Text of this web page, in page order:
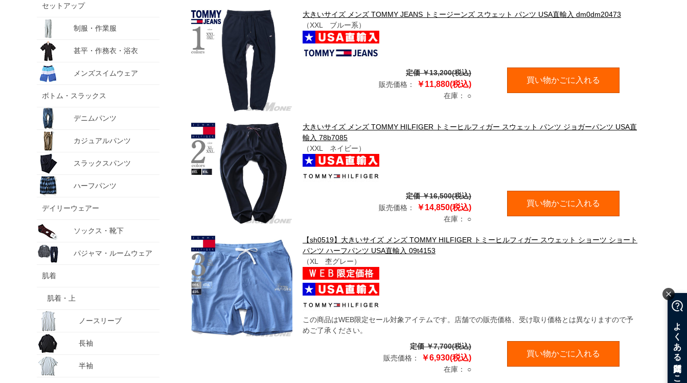
セットアップ
制服・作業服
甚平・作務衣・浴衣
メンズスイムウェア
ボトム・スラックス
デニムパンツ
カジュアルパンツ
スラックスパンツ
ハーフパンツ
デイリーウェアー
ソックス・靴下
パジャマ・ルームウェア
肌着
肌着・上
ノースリーブ
長袖
半袖
大きいサイズ メンズ TOMMY JEANS トミージーンズ スウェット パンツ USA直輸入 dm0dm20473
（XXL ブルー系）
定価 ￥13,200(税込)
販売価格：
￥11,880(税込)
在庫： ○
買い物かごに入れる
大きいサイズ メンズ TOMMY HILFIGER トミーヒルフィガー スウェット パンツ ジョガーパンツ USA直
輸入 78b7085
（XXL ネイビー）
定価 ￥16,500(税込)
販売価格：
￥14,850(税込)
在庫： ○
買い物かごに入れる
【sh0519】大きいサイズ メンズ TOMMY HILFIGER トミーヒルフィガー スウェット ショーツ ショート
パンツ ハーフパンツ USA直輸入 09t4153
（XL 杢グレー）
この商品はWEB限定セール対象アイテムです。店舗での販売価格、受け取り価格とは異なりますので予
めご了承ください。
定価 ￥7,700(税込)
販売価格：
￥6,930(税込)
在庫： ○
買い物かごに入れる